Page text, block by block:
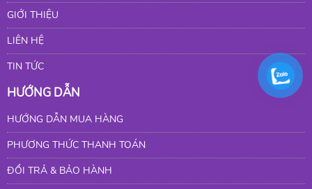
GIỚI THIỆU
LIÊN HỆ
TIN TỨC
HƯỚNG DẪN
HƯỚNG DẪN MUA HÀNG
PHƯƠNG THỨC THANH TOÁN
ĐỔI TRẢ & BẢO HÀNH